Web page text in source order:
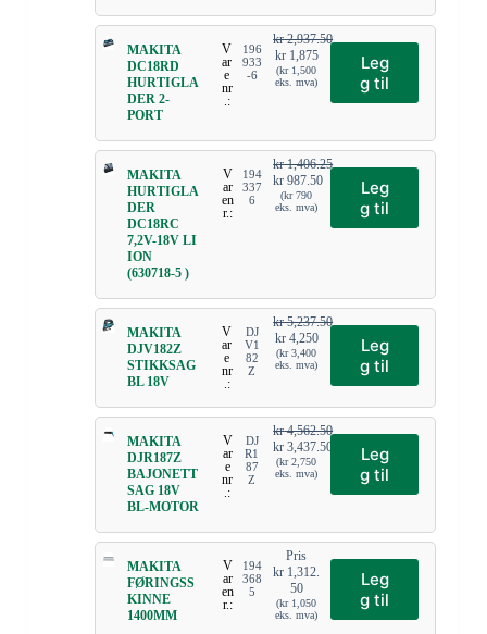
MAKITA
DC18RD
HURTIGLA
DER 2-
PORT
V
ar
e
nr
.:
196
933
-6
kr2,937.50
kr1,875
(kr1,500
eks. mva)
Leg
g til
MAKITA
HURTIGLA
DER
DC18RC
7,2V-18V LI
ION
(630718-5 )
V
ar
en
r.:
194
337
6
kr1,406.25
kr 987.50
(kr790
eks. mva)
Leg
g til
MAKITA
DJV182Z
STIKKSAG
BL 18V
V
ar
e
nr
.:
DJ
V1
82
Z
kr5,237.50
kr4,250
(kr3,400
eks. mva)
Leg
g til
MAKITA
DJR187Z
BAJONETT
SAG 18V
BL-MOTOR
V
ar
e
nr
.:
DJ
R1
87
Z
kr4,562.50
kr 3,437.50
(kr2,750
eks. mva)
Leg
g til
MAKITA
FØRINGSS
KINNE
1400MM
V
ar
en
r.:
194
368
5
Pris
kr 1,312.
50
(kr1,050
eks. mva)
Leg
g til